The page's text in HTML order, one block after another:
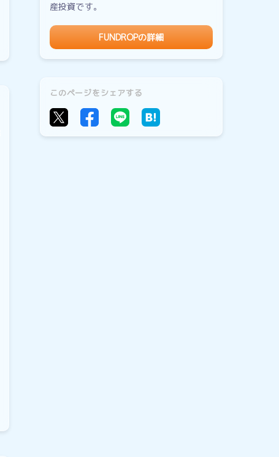
産投資です。
FUNDROPの詳細
このページをシェアする